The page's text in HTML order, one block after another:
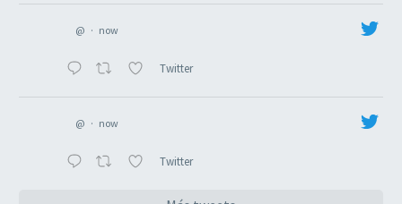
@ · now
Twitter
@ · now
Twitter